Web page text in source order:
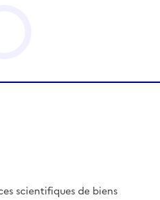
scientifiques de biens